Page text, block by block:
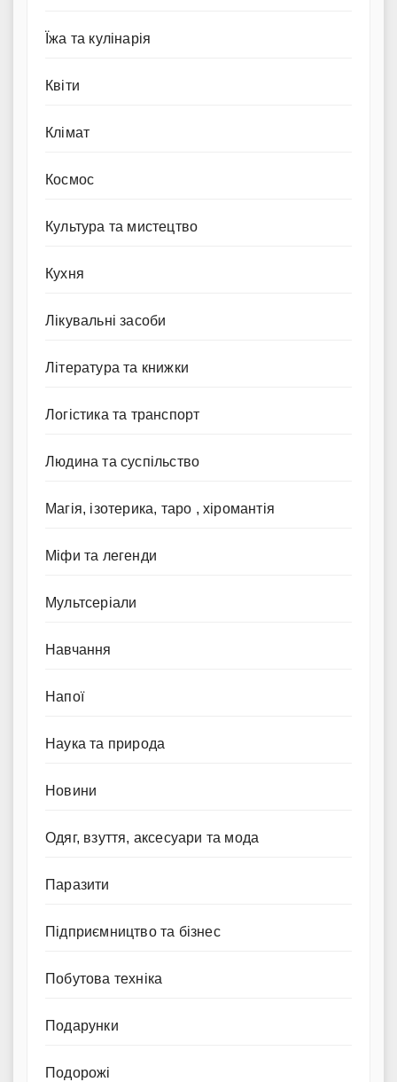
Їжа та кулінарія
Квіти
Клімат
Космос
Культура та мистецтво
Кухня
Лікувальні засоби
Література та книжки
Логістика та транспорт
Людина та суспільство
Магія, ізотерика, таро , хіромантія
Міфи та легенди
Мультсеріали
Навчання
Напої
Наука та природа
Новини
Одяг, взуття, аксесуари та мода
Паразити
Підприємництво та бізнес
Побутова техніка
Подарунки
Подорожі